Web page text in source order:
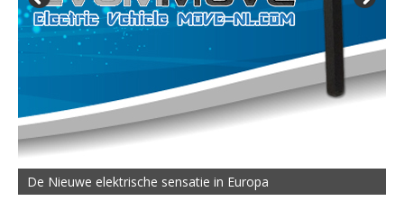
De Nieuwe elektrische sensatie in Europa